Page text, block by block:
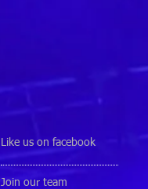
Like us on facebook
Join our team